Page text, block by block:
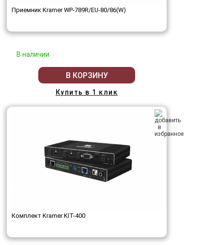
Приемник Kramer WP-789R/EU-80/86(W)
В наличии
В КОРЗИНУ
Купить в 1 клик
Комплект Kramer KIT-400